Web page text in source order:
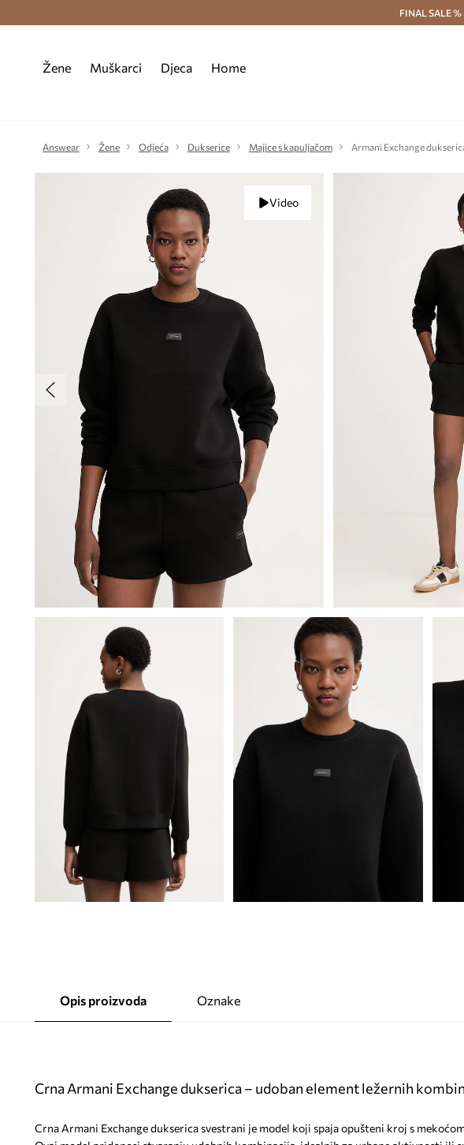
Besplatna dostava i povrat (od 70€) >
FINAL SALE
Žene Muškarci Djeca Home
Answear Žene Odjeća Dukserice Majice s kapuljačom Armani Exchange
Video
Opis proizvoda Oznake
Crna Armani Exchange dukserica – udoban element ležernih
Crna Armani Exchange dukserica svestrani je model koji spaja opušteni kroj s